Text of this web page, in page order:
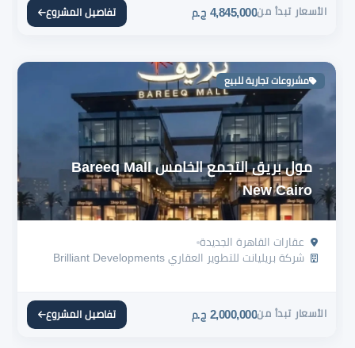
الأسعار تبدأ من4,845,000 ج.م تفاصيل المشروع
مشروعات تجارية للبيع
مول بريق التجمع الخامس Bareeq Mall
New Cairo
عقارات القاهرة الجديدة
شركة بريليانت للتطوير العقاري Brilliant Developments
الأسعار تبدأ من2,000,000 ج.م تفاصيل المشروع